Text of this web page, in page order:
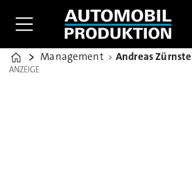
Home
Management
ANZEIGE
ANZEIGE